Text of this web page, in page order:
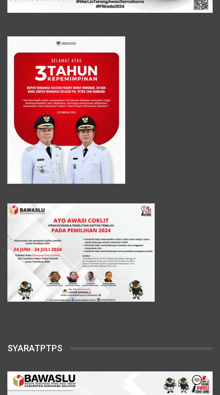
SYARATPTPS